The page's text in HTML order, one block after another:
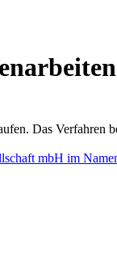
Das Verfahren
mbH im